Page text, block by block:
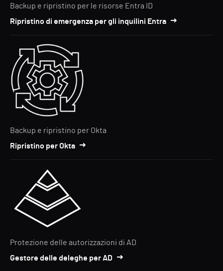
Backup e ripristino per le risorse Entra ID
Ripristino di emergenza per gli inquilini Entra
Backup e ripristino per Okta
Ripristino per Okta
Protezione delle autorizzazioni di AD
Gestore delle deleghe per AD